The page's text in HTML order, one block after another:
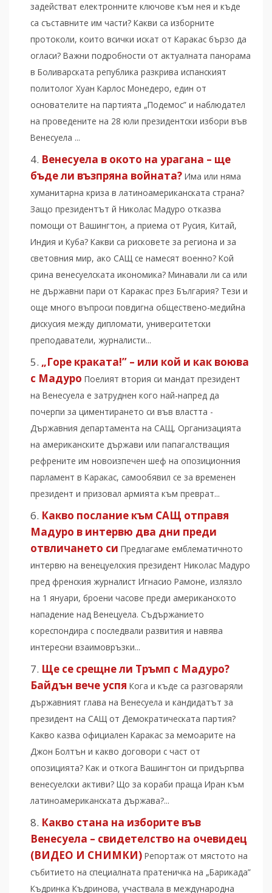
задействат електронните ключове към нея и къде
са съставните им части? Какви са изборните
протоколи, които всички искат от Каракас бързо да
огласи? Важни подробности от актуалната панорама
в Боливарската република разкрива испанският
политолог Хуан Карлос Монедеро, един от
основателите на партията „Подемос” и наблюдател
на проведените на 28 юли президентски избори във
Венесуела ...
Венесуела в окото на урагана – ще
бъде ли възпряна войната? Има или няма
хуманитарна криза в латиноамериканската страна?
Защо президентът й Николас Мадуро отказва
помощи от Вашингтон, а приема от Русия, Китай,
Индия и Куба? Какви са рисковете за региона и за
световния мир, ако САЩ се намесят военно? Кой
срина венесуелската икономика? Минавали ли са или
не държавни пари от Каракас през България? Тези и
още много въпроси повдигна обществено-медийна
дискусия между дипломати, университетски
преподаватели, журналисти...
„Горе краката!” – или кой и как воюва
с Мадуро Поелият втория си мандат президент
на Венесуела е затруднен кого най-напред да
почерпи за циментирането си във властта -
Държавния департамента на САЩ, Организацията
на американските държави или папагалстващия
рефрените им новоизпечен шеф на опозиционния
парламент в Каракас, самообявил се за временен
президент и призовал армията към преврат...
Какво послание към САЩ отправя
Мадуро в интервю два дни преди
отвличането си Предлагаме емблематичното
интервю на венецуелския президент Николас Мадуро
пред френския журналист Игнасио Рамоне, излязло
на 1 януари, броени часове преди американското
нападение над Венецуела. Съдържанието
кореспондира с последвали развития и навява
интересни взаимовръзки...
Ще се срещне ли Тръмп с Мадуро?
Байдън вече успя Кога и къде са разговаряли
държавният глава на Венесуела и кандидатът за
президент на САЩ от Демократическата партия?
Какво казва официален Каракас за мемоарите на
Джон Болтън и какво договори с част от
опозицията? Как и откога Вашингтон си придърпва
венесуелски активи? Що за кораби праща Иран към
латиноамериканската държава?...
Какво стана на изборите във
Венесуела – свидетелство на очевидец
(ВИДЕО И СНИМКИ) Репортаж от мястото на
събитието на специалната пратеничка на „Барикада”
Къдринка Къдринова, участвала в международна